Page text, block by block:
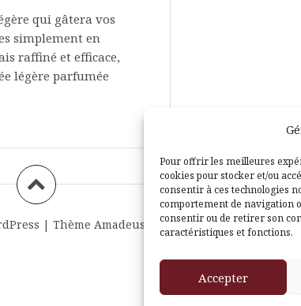
Pour offrir les meilleures
cookies pour stocker et/ou
consentir à ces technologies
comportement de navigation
consentir ou de retirer son
caractéristiques et fonctions.
Accepter
qui gâtera vos
simplement en
raffiné et efficace,
légère parfumée
| Thème Amadeus par Themeisle